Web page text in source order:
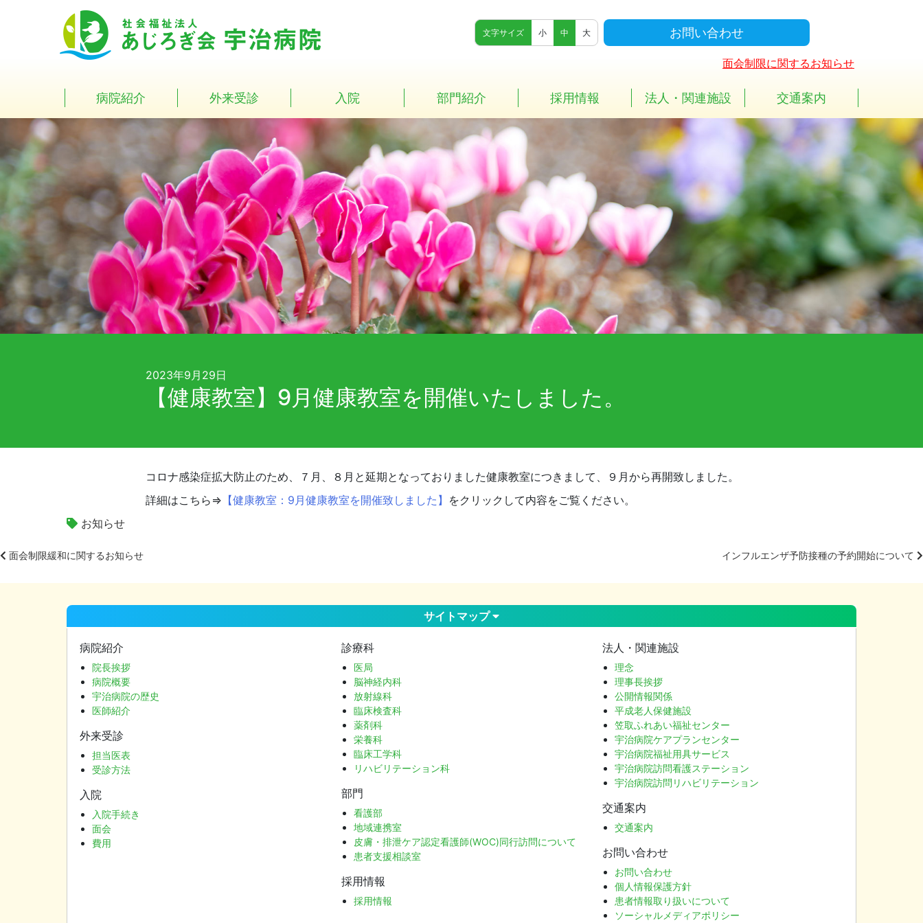
文字サイズ 小 中 大 お問い合わせ
面会制限に関するお知らせ
病院紹介 外来受診 入院 部門紹介 採用情報 法人・関連施設 交通案内
2023年9月29日
【健康教室】9月健康教室を開催いたしました。
コロナ感染症拡大防止のため、７月、８月と延期となっておりました健康教室につきまして、９月から再開致しました。
詳細はこちら⇒ 【健康教室：9月健康教室を開催致しました】 をクリックして内容をご覧ください。
お知らせ
投
面会制限緩和に関するお知らせ インフルエンザ予防接種の予約開始について
サイトマップ
病院紹介
院長挨拶
病院概要
宇治病院の歴史
医師紹介
外来受診
担当医表
受診方法
入院
入院手続き
面会
費用
診療科
医局
脳神経内科
放射線科
臨床検査科
薬剤科
栄養科
臨床工学科
リハビリテーション科
部門
看護部
地域連携室
皮膚・排泄ケア認定看護師(WOC)同行訪問について
患者支援相談室
採用情報
採用情報
法人・関連施設
理念
理事長挨拶
公開情報関係
平成老人保健施設
笠取ふれあい福祉センター
宇治病院ケアプランセンター
宇治病院福祉用具サービス
宇治病院訪問看護ステーション
宇治病院訪問リハビリテーション
交通案内
交通案内
お問い合わせ
お問い合わせ
個人情報保護方針
患者情報取り扱いについて
ソーシャルメディアポリシー